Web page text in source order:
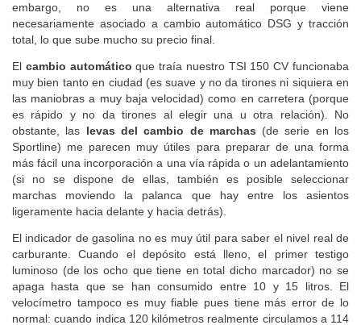
embargo, no es una alternativa real porque viene
necesariamente asociado a cambio automático DSG y tracción
total, lo que sube mucho su precio final.
El cambio automático que traía nuestro TSI 150 CV funcionaba
muy bien tanto en ciudad (es suave y no da tirones ni siquiera en
las maniobras a muy baja velocidad) como en carretera (porque
es rápido y no da tirones al elegir una u otra relación). No
obstante, las levas del cambio de marchas (de serie en los
Sportline) me parecen muy útiles para preparar de una forma
más fácil una incorporación a una vía rápida o un adelantamiento
(si no se dispone de ellas, también es posible seleccionar
marchas moviendo la palanca que hay entre los asientos
ligeramente hacia delante y hacia detrás).
El indicador de gasolina no es muy útil para saber el nivel real de
carburante. Cuando el depósito está lleno, el primer testigo
luminoso (de los ocho que tiene en total dicho marcador) no se
apaga hasta que se han consumido entre 10 y 15 litros. El
velocímetro tampoco es muy fiable pues tiene más error de lo
normal: cuando indica 120 kilómetros realmente circulamos a 114